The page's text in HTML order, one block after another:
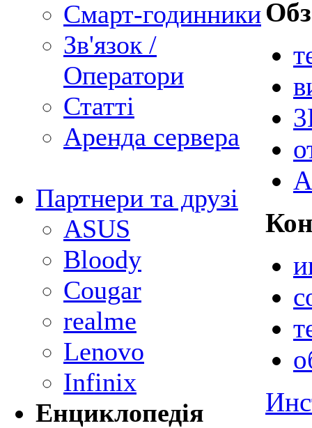
Смарт-годинники
Зв'язок /
Оператори
Статті
Аренда сервера
Партнери та друзі
ASUS
Bloody
Cougar
realme
Lenovo
Infinix
Енциклопедія